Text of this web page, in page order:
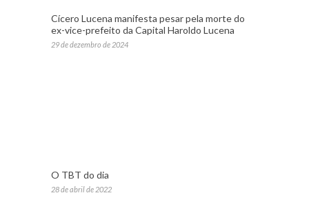
Cícero Lucena manifesta pesar pela morte do
ex-vice-prefeito da Capital Haroldo Lucena
29 de dezembro de 2024
O TBT do dia
28 de abril de 2022